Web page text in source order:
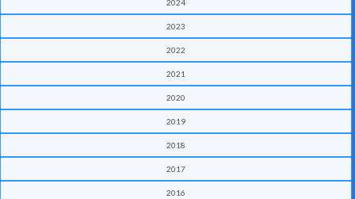
2024
2023
2022
2021
2020
2019
2018
2017
2016